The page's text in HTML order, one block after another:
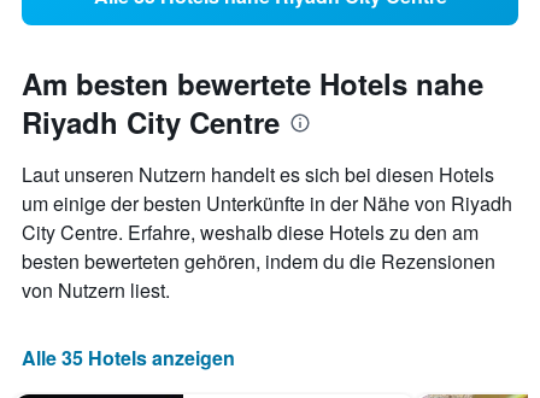
Am besten bewertete Hotels nahe
Riyadh City Centre
Laut unseren Nutzern handelt es sich bei diesen Hotels
um einige der besten Unterkünfte in der Nähe von Riyadh
City Centre. Erfahre, weshalb diese Hotels zu den am
besten bewerteten gehören, indem du die Rezensionen
von Nutzern liest.
Alle 35 Hotels anzeigen